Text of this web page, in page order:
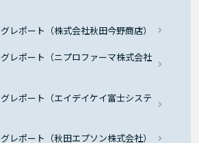
レポート（株式会社秋田今野商店）
レポート（ニプロファーマ株式会社
レポート（エイデイケイ富士システ
レポート（秋田エプソン株式会社）